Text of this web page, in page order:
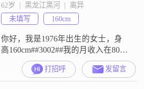
62岁  |  黑龙江黑河  |  离异
未填写
160cm
你好，我是1976年出生的女士，身
高160cm##3002##我的月收入在8001
到12000元之间，现在在黑河工作
##3002##我的学历是高中及以下
##3002##在相处中，我认为细水长
打招呼 发留言